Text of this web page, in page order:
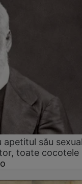
său
toate cocotele